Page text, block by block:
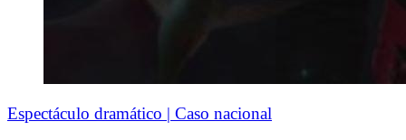
Espectáculo dramático | Caso nacional